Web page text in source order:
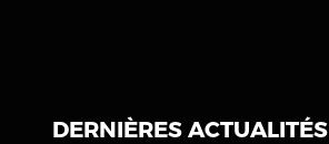
DERNIÈRES ACTUALITÉS